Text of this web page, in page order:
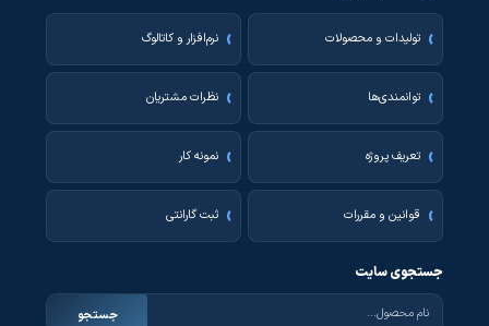
تولیدات و محصولات نرم‌افزار و کاتالوگ
توانمندی‌ها نظرات مشتریان
تعریف پروژه نمونه کار
قوانین و مقررات ثبت گارانتی
جستجوی سایت
جستجو